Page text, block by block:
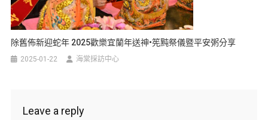
除舊佈新迎蛇年 2025歡樂宜蘭年送神•筅黗祭儀暨平安粥分享
2025-01-22 海棠採訪中心
Leave a reply